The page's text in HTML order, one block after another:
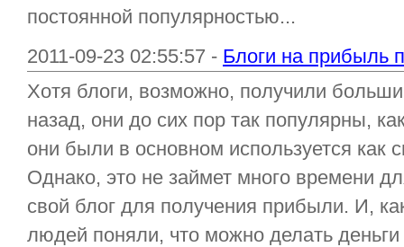
постоянной популярностью...
2011-09-23 02:55:57 - Блоги на прибыль
Хотя блоги, возможно, получили
назад, они до сих пор так популярны,
они были в основном используется как
Однако, это не займет много времени
свой блог для получения прибыли. И,
людей поняли, что можно делать